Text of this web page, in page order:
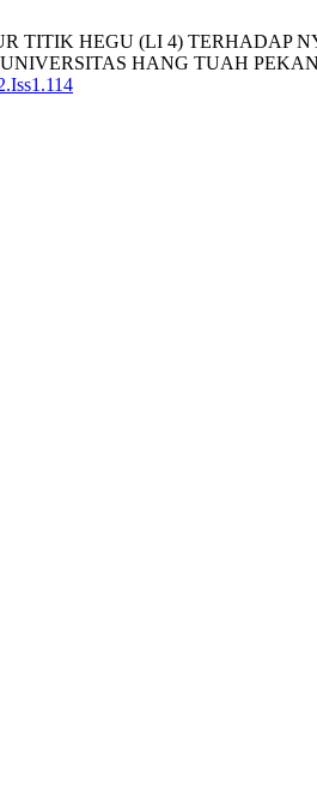
TITIK HEGU (LI 4) TERHADAP
HANG TUAH